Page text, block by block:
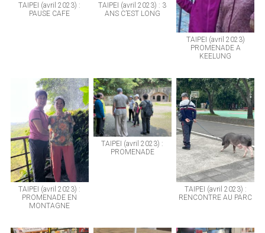
TAIPEI (avril 2023) :
PAUSE CAFE
TAIPEI (avril 2023) : 3
ANS C’EST LONG
TAIPEI (avril 2023)
PROMENADE A
KEELUNG
TAIPEI (avril 2023) :
PROMENADE EN
MONTAGNE
TAIPEI (avril 2023) :
PROMENADE
TAIPEI (avril 2023) :
RENCONTRE AU PARC